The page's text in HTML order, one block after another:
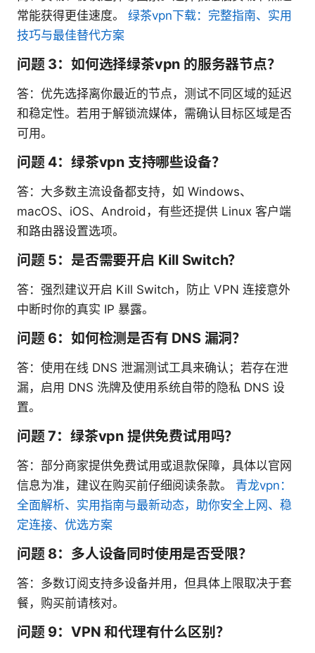
常能获得更佳速度。 绿茶vpn下载：完整指南、实用
技巧与最佳替代方案
问题 3：如何选择绿茶vpn 的服务器节点？
答：优先选择离你最近的节点，测试不同区域的延迟
和稳定性。若用于解锁流媒体，需确认目标区域是否
可用。
问题 4：绿茶vpn 支持哪些设备？
答：大多数主流设备都支持，如 Windows、
macOS、iOS、Android，有些还提供 Linux 客户端
和路由器设置选项。
问题 5：是否需要开启 Kill Switch？
答：强烈建议开启 Kill Switch，防止 VPN 连接意外
中断时你的真实 IP 暴露。
问题 6：如何检测是否有 DNS 漏洞？
答：使用在线 DNS 泄漏测试工具来确认；若存在泄
漏，启用 DNS 洗牌及使用系统自带的隐私 DNS 设
置。
问题 7：绿茶vpn 提供免费试用吗？
答：部分商家提供免费试用或退款保障，具体以官网
信息为准，建议在购买前仔细阅读条款。 青龙vpn：
全面解析、实用指南与最新动态，助你安全上网、稳
定连接、优选方案
问题 8：多人设备同时使用是否受限？
答：多数订阅支持多设备并用，但具体上限取决于套
餐，购买前请核对。
问题 9：VPN 和代理有什么区别？